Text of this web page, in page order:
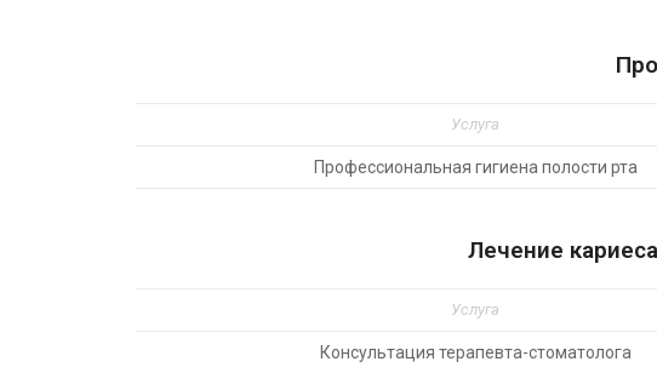
Услуга
Профессиональная гигиена полости рта
Лечение
Услуга
Консультация терапевта-стоматолога